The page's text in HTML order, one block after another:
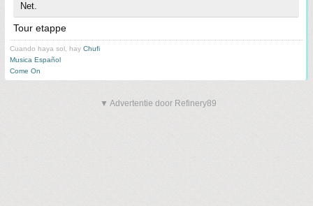
Net.
Tour etappe
Cuando haya sol, hay Chufi
Musica Español
Come On
▼ Advertentie door Refinery89